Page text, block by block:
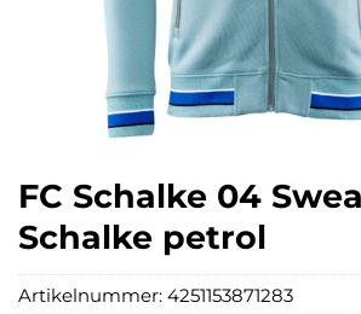
FC Schalke 04
Schalke petrol
Artikelnummer: 4251153871283